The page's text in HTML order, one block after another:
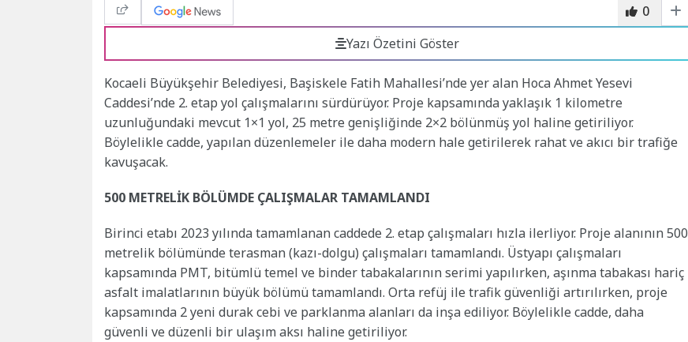
0
Yazı Özetini Göster
Kocaeli Büyükşehir Belediyesi, Başiskele Fatih Mahallesi’nde yer alan Hoca Ahmet Yesevi
Caddesi’nde 2. etap yol çalışmalarını sürdürüyor. Proje kapsamında yaklaşık 1 kilometre
uzunluğundaki mevcut 1×1 yol, 25 metre genişliğinde 2×2 bölünmüş yol haline getiriliyor.
Böylelikle cadde, yapılan düzenlemeler ile daha modern hale getirilerek rahat ve akıcı bir trafiğe
kavuşacak.
500 METRELİK BÖLÜMDE ÇALIŞMALAR TAMAMLANDI
Birinci etabı 2023 yılında tamamlanan caddede 2. etap çalışmaları hızla ilerliyor. Proje alanının 500
metrelik bölümünde terasman (kazı-dolgu) çalışmaları tamamlandı. Üstyapı çalışmaları
kapsamında PMT, bitümlü temel ve binder tabakalarının serimi yapılırken, aşınma tabakası hariç
asfalt imalatlarının büyük bölümü tamamlandı. Orta refüj ile trafik güvenliği artırılırken, proje
kapsamında 2 yeni durak cebi ve parklanma alanları da inşa ediliyor. Böylelikle cadde, daha
güvenli ve düzenli bir ulaşım aksı haline getiriliyor.